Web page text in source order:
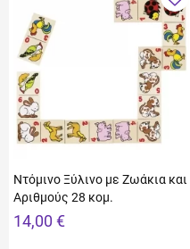
Ντόμινο Ξύλινο με Ζωάκια και
Αριθμούς 28 κομ.
14,00 €